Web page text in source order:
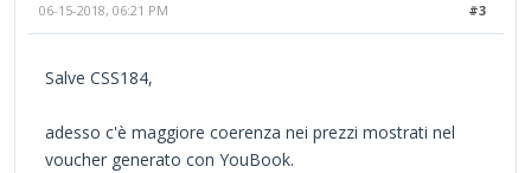
#3
06-15-2018, 06:21 PM
Salve CSS184,
adesso c'è maggiore coerenza nei prezzi mostrati nel
voucher generato con YouBook.